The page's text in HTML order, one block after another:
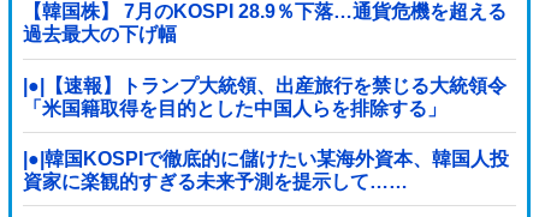
【韓国株】 7月のKOSPI 28.9％下落…通貨危機を超える
過去最大の下げ幅
|●|【速報】トランプ大統領、出産旅行を禁じる大統領令
「米国籍取得を目的とした中国人らを排除する」
|●|韓国KOSPIで徹底的に儲けたい某海外資本、韓国人投
資家に楽観的すぎる未来予測を提示して……